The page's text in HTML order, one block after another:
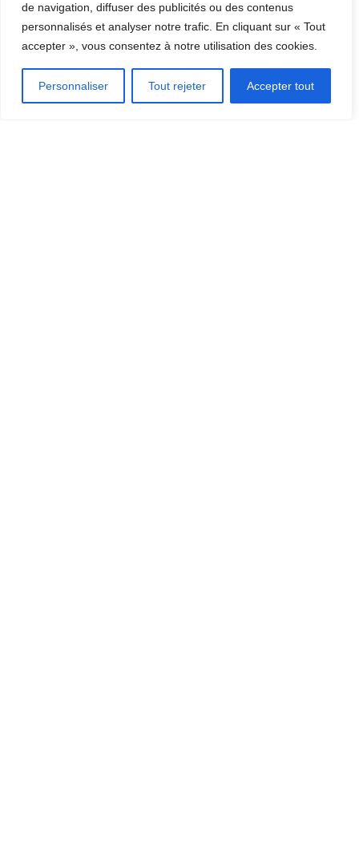
de navigation, diffuser des publicités ou des contenus
personnalisés et analyser notre trafic. En cliquant sur « Tout
accepter », vous consentez à notre utilisation des cookies.
Personnaliser Tout rejeter Accepter tout